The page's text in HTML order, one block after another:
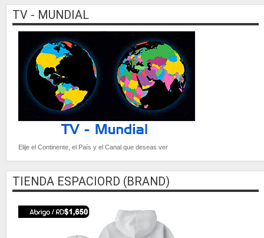
TV - MUNDIAL
Elije el Continente, el País y el Canal que deseas ver
TIENDA ESPACIORD (BRAND)